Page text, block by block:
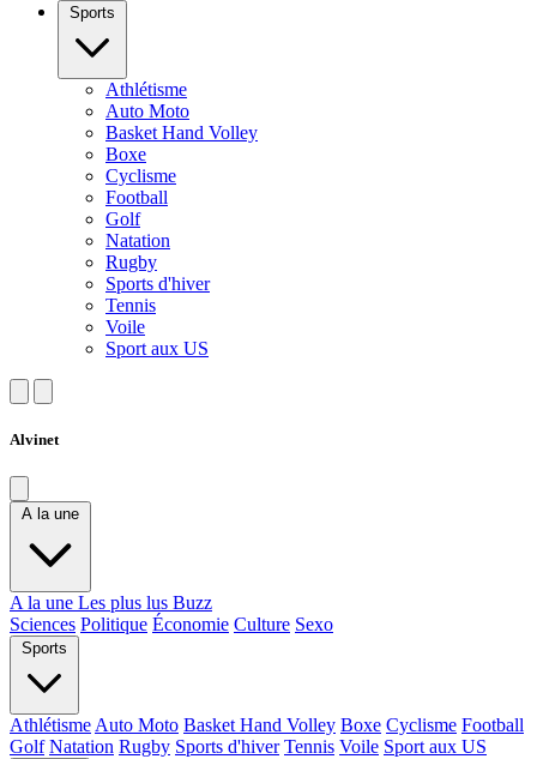
Sports
Athlétisme
Auto Moto
Basket Hand Volley
Boxe
Cyclisme
Football
Golf
Natation
Rugby
Sports d'hiver
Tennis
Voile
Sport aux US
Alvinet
A la une
A la une Les plus lus Buzz
Sciences Politique Économie Culture Sexo
Sports
Athlétisme Auto Moto Basket Hand Volley Boxe Cyclisme Football
Golf Natation Rugby Sports d'hiver Tennis Voile Sport aux US